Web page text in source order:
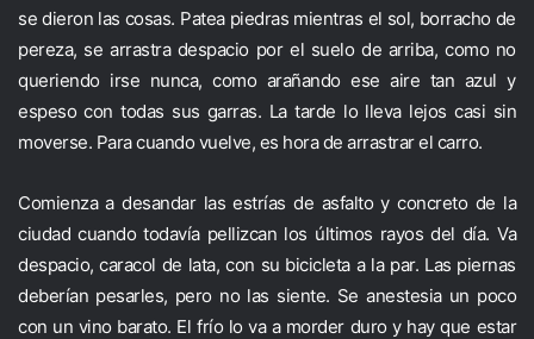
se dieron las cosas. Patea piedras mientras el sol, borracho de
pereza, se arrastra despacio por el suelo de arriba, como no
queriendo irse nunca, como arañando ese aire tan azul y
espeso con todas sus garras. La tarde lo lleva lejos casi sin
moverse. Para cuando vuelve, es hora de arrastrar el carro.
Comienza a desandar las estrías de asfalto y concreto de la
ciudad cuando todavía pellizcan los últimos rayos del día. Va
despacio, caracol de lata, con su bicicleta a la par. Las piernas
deberían pesarles, pero no las siente. Se anestesia un poco
con un vino barato. El frío lo va a morder duro y hay que estar